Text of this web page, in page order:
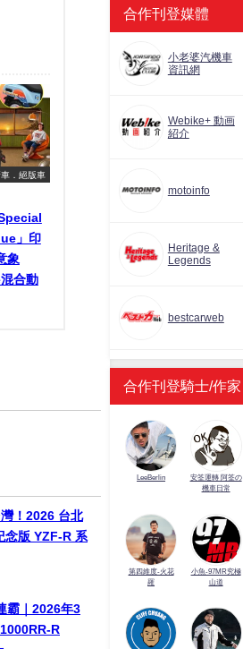
．絕版車
」印
象
合動
！2026 台北
念版 YZF-R 系
霸｜2026年3
R
合作刊登媒體
小老婆汽機車
資訊網
Webike+ 動画
紹介
motoinfo
Heritage &
Legends
bestcarweb
合作刊登騎士/作家
LeeBerlin
安筌運轉 阿筌の
機車日常
第四維度-火花
羅
小魚-97MR究極
山道